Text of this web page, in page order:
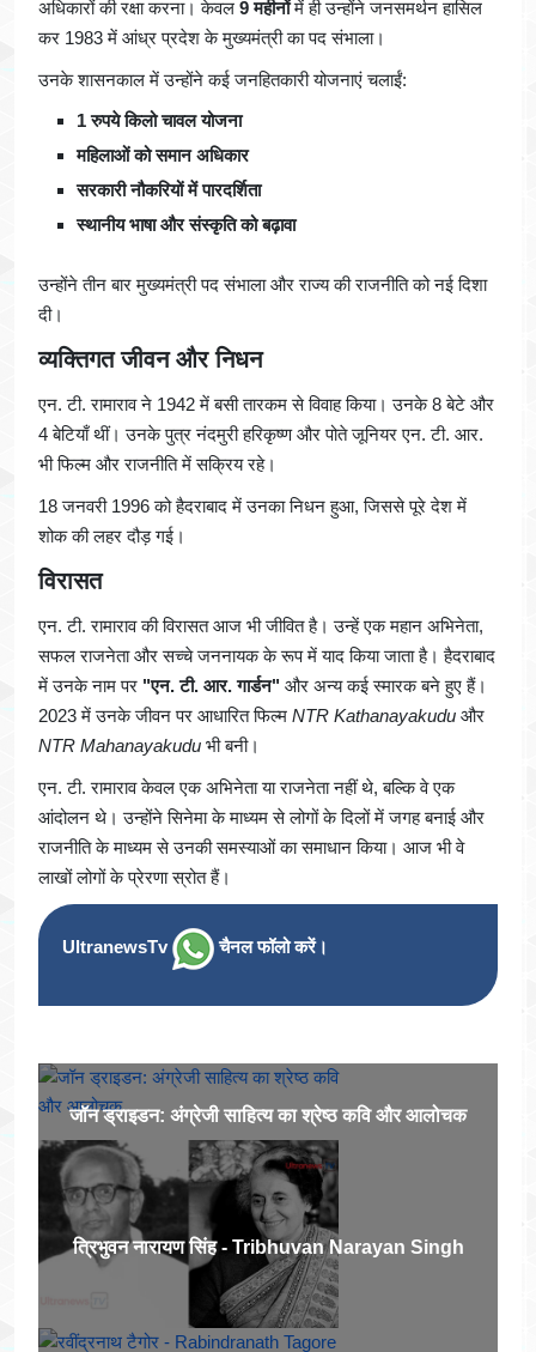
अधिकारों की रक्षा करना। केवल 9 महीनोंमें ही उन्होंने जनसमर्थन हासिल
कर 1983 में आंध्र प्रदेश के मुख्यमंत्री का पद संभाला।
उनके शासनकाल में उन्होंने कई जनहितकारी योजनाएं चलाईं:
1 रुपये किलो चावल योजना
महिलाओं को समान अधिकार
सरकारी नौकरियों में पारदर्शिता
स्थानीय भाषा और संस्कृति को बढ़ावा
उन्होंने तीन बार मुख्यमंत्री पद संभाला और राज्य की राजनीति को नई दिशा
दी।
व्यक्तिगत जीवन और निधन
एन. टी. रामाराव ने 1942 में बसी तारकम से विवाह किया। उनके 8 बेटे और
4 बेटियाँ थीं। उनके पुत्र नंदमुरी हरिकृष्ण और पोते जूनियर एन. टी. आर.
भी फिल्म और राजनीति में सक्रिय रहे।
18 जनवरी 1996 को हैदराबाद में उनका निधन हुआ, जिससे पूरे देश में
शोक की लहर दौड़ गई।
विरासत
एन. टी. रामाराव की विरासत आज भी जीवित है। उन्हें एक महान अभिनेता,
सफल राजनेता और सच्चे जननायक के रूप में याद किया जाता है। हैदराबाद
में उनके नाम पर "एन. टी. आर. गार्डन" और अन्य कई स्मारक बने हुए हैं।
2023 में उनके जीवन पर आधारित फिल्म NTR Kathanayakudu और
NTR Mahanayakudu भी बनी।
एन. टी. रामाराव केवल एक अभिनेता या राजनेता नहीं थे, बल्कि वे एक
आंदोलन थे। उन्होंने सिनेमा के माध्यम से लोगों के दिलों में जगह बनाई और
राजनीति के माध्यम से उनकी समस्याओं का समाधान किया। आज भी वे
लाखों लोगों के प्रेरणा स्रोत हैं।
UltranewsTv चैनल फॉलो करें।
जॉन ड्राइडन: अंग्रेजी साहित्य का श्रेष्ठ कवि और आलोचक
त्रिभुवन नारायण सिंह - Tribhuvan Narayan Singh